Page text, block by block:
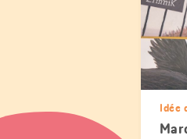
Idée